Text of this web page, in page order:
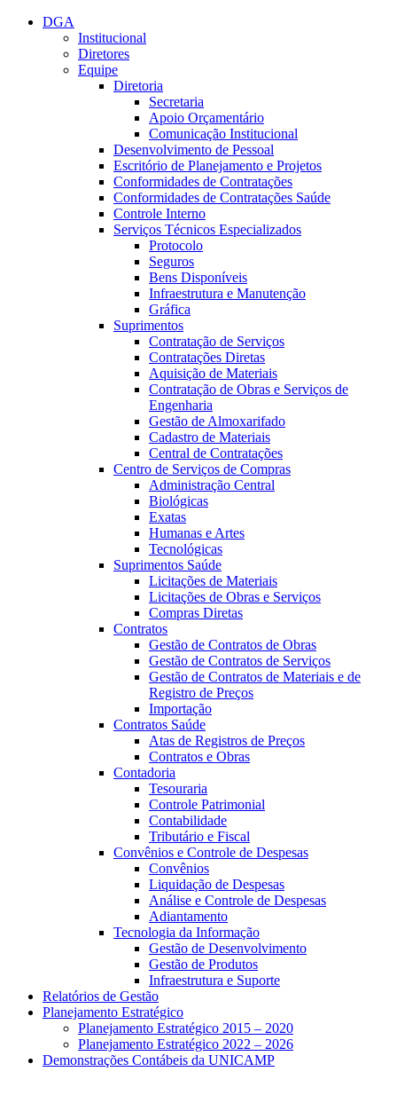
Conteúdo principal
DGA
Institucional
Diretores
Equipe
Diretoria
Secretaria
Apoio Orçamentário
Comunicação Institucional
Desenvolvimento de Pessoal
Escritório de Planejamento e Projetos
Conformidades de Contratações
Conformidades de Contratações Saúde
Controle Interno
Serviços Técnicos Especializados
Protocolo
Seguros
Bens Disponíveis
Infraestrutura e Manutenção
Gráfica
Suprimentos
Contratação de Serviços
Contratações Diretas
Aquisição de Materiais
Contratação de Obras e Serviços de
Engenharia
Gestão de Almoxarifado
Cadastro de Materiais
Central de Contratações
Centro de Serviços de Compras
Administração Central
Biológicas
Exatas
Humanas e Artes
Tecnológicas
Suprimentos Saúde
Licitações de Materiais
Licitações de Obras e Serviços
Compras Diretas
Contratos
Gestão de Contratos de Obras
Gestão de Contratos de Serviços
Gestão de Contratos de Materiais e de
Registro de Preços
Importação
Contratos Saúde
Atas de Registros de Preços
Contratos e Obras
Contadoria
Tesouraria
Controle Patrimonial
Contabilidade
Tributário e Fiscal
Convênios e Controle de Despesas
Convênios
Liquidação de Despesas
Análise e Controle de Despesas
Adiantamento
Tecnologia da Informação
Gestão de Desenvolvimento
Gestão de Produtos
Infraestrutura e Suporte
Relatórios de Gestão
Planejamento Estratégico
Planejamento Estratégico 2015 – 2020
Planejamento Estratégico 2022 – 2026
Demonstrações Contábeis da UNICAMP